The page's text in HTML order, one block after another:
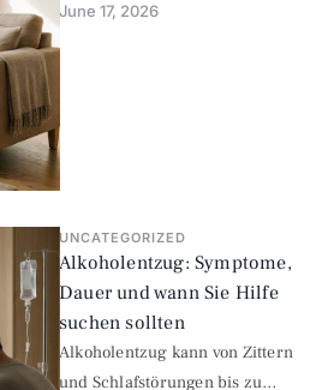
verhaltensbezogenen Anzeichen
typisch sind, wann
June 17, 2026
UNCATEGORIZED
Alkoholentzug: Symptome,
Dauer und wann Sie Hilfe
suchen sollten
Alkoholentzug kann von Zittern
und Schlafstörungen bis zu